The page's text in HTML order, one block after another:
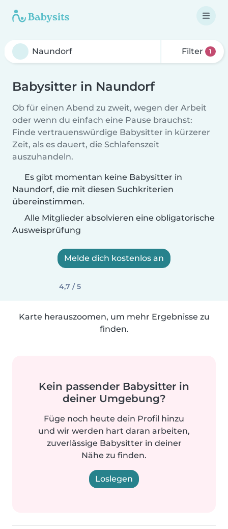
Filter 1
Babysitter in Naundorf
Ob für einen Abend zu zweit, wegen der Arbeit
oder wenn du einfach eine Pause brauchst:
Finde vertrauenswürdige Babysitter in kürzerer
Zeit, als es dauert, die Schlafenszeit
auszuhandeln.
Es gibt momentan keine Babysitter in
Naundorf, die mit diesen Suchkriterien
übereinstimmen.
Alle Mitglieder absolvieren eine obligatorische
Ausweisprüfung
Melde dich kostenlos an
4,7 / 5
Karte herauszoomen, um mehr Ergebnisse zu
finden.
Kein passender Babysitter in
deiner Umgebung?
Füge noch heute dein Profil hinzu
und wir werden hart daran arbeiten,
zuverlässige Babysitter in deiner
Nähe zu finden.
Loslegen